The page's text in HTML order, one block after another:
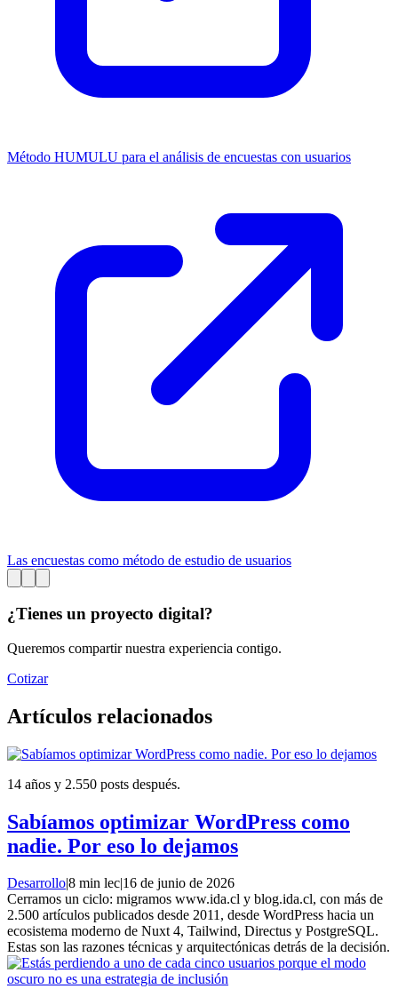
Método HUMULU para el análisis de encuestas con usuarios
Las encuestas como método de estudio de usuarios
¿Tienes un proyecto digital?
Queremos compartir nuestra experiencia contigo.
Cotizar
Artículos relacionados
14 años y 2.550 posts después.
Sabíamos optimizar WordPress como
nadie. Por eso lo dejamos
Desarrollo8 min lec 16 de junio de 2026
Cerramos un ciclo: migramos www.ida.cl y blog.ida.cl, con más de
2.500 artículos publicados desde 2011, desde WordPress hacia un
ecosistema moderno de Nuxt 4, Tailwind, Directus y PostgreSQL.
Estas son las razones técnicas y arquitectónicas detrás de la decisión.